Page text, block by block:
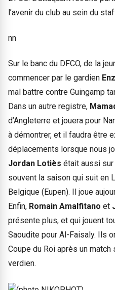
l’avenir du club au sein du
nn
Sur le banc du DFCO, de la
commencer par le gardien
mal battre contre Guingamp
Dans un autre registre,
d’Angleterre et jouera pour
à démontrer, et il faudra être
déplacements lorsque nous
Jordan Lotiès était aussi
souvent la saison qui suit en
Belgique (Eupen). Il joue
Enfin, Romain Amalfitano et
présente plus, et qui jouent
Saoudite pour Al-Faisaly. Ils
Coupe du Roi après un
verdien.